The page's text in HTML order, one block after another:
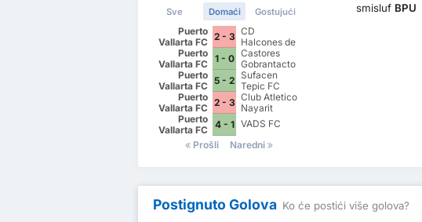
Sve Domaći Gostujući
Puerto
Vallarta FC 2 - 3 CD
Halcones de
Nayarit
Puerto
Vallarta FC
1 - 0 Castores
Gobrantacto
FC
Puerto
Vallarta FC 5 - 2 Sufacen
Tepic FC
Puerto
Vallarta FC 2 - 3 Club Atletico
Nayarit
Puerto
Vallarta FC
4 - 1 VADS FC
Prošli
Naredni
smisluf BPU
Postignuto Golova Ko će postići više golova?